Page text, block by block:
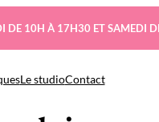
DE 10H À 17H30 ET SAMEDI
Le studioContact